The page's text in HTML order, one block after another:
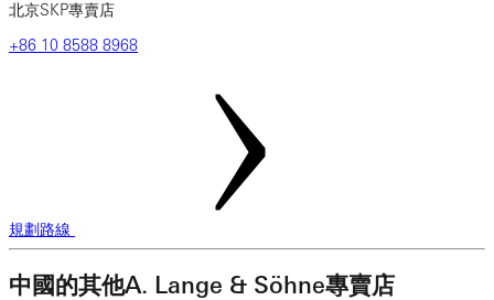
北京SKP專賣店
‎+86 ‎10 ‎8588 ‎8968
規劃路線
中國的其他A. Lange & Söhne專賣店